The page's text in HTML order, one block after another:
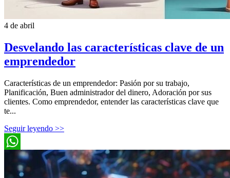
4 de abril
Desvelando las características clave de un
emprendedor
Características de un emprendedor: Pasión por su trabajo,
Planificación, Buen administrador del dinero, Adoración por sus
clientes. Como emprendedor, entender las características clave que
te...
Seguir leyendo >>
WhatsApp